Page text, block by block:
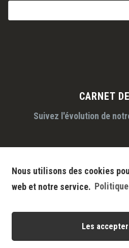
Nous utilisons des cookies
web et notre service.
Les
CARNET
Suivez l'évolution de